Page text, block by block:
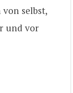
selbst,
und vor